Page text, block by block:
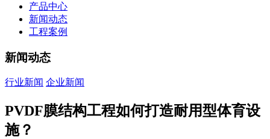
产品中心
新闻动态
工程案例
新闻动态
行业新闻 企业新闻
PVDF膜结构工程如何打造耐用型体育设
施？